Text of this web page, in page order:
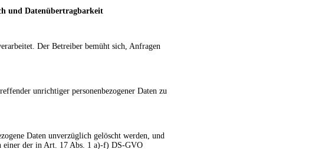
und Datenübertragbarkeit
Der Betreiber bemüht sich, Anfragen
unrichtiger personenbezogener Daten zu
Daten unverzüglich gelöscht werden, und
einer der in Art. 17 Abs. 1 a)-f) DS-GVO